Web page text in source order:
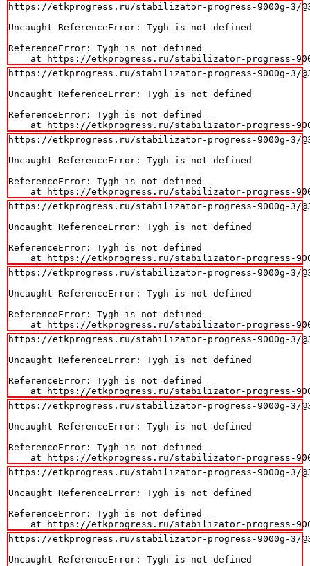
https://etkprogress.ru/stabilizator-progress-9000g-3/
Uncaught ReferenceError: Tygh is not defined
ReferenceError: Tygh is not defined
at https://etkprogress.ru/stabilizator-progress-
https://etkprogress.ru/stabilizator-progress-9000g-3/
Uncaught ReferenceError: Tygh is not defined
ReferenceError: Tygh is not defined
at https://etkprogress.ru/stabilizator-progress-
https://etkprogress.ru/stabilizator-progress-9000g-3/
Uncaught ReferenceError: Tygh is not defined
ReferenceError: Tygh is not defined
at https://etkprogress.ru/stabilizator-progress-
https://etkprogress.ru/stabilizator-progress-9000g-3/
Uncaught ReferenceError: Tygh is not defined
ReferenceError: Tygh is not defined
at https://etkprogress.ru/stabilizator-progress-
https://etkprogress.ru/stabilizator-progress-9000g-3/
Uncaught ReferenceError: Tygh is not defined
ReferenceError: Tygh is not defined
at https://etkprogress.ru/stabilizator-progress-
https://etkprogress.ru/stabilizator-progress-9000g-3/
Uncaught ReferenceError: Tygh is not defined
ReferenceError: Tygh is not defined
at https://etkprogress.ru/stabilizator-progress-
https://etkprogress.ru/stabilizator-progress-9000g-3/
Uncaught ReferenceError: Tygh is not defined
ReferenceError: Tygh is not defined
at https://etkprogress.ru/stabilizator-progress-
https://etkprogress.ru/stabilizator-progress-9000g-3/
Uncaught ReferenceError: Tygh is not defined
ReferenceError: Tygh is not defined
at https://etkprogress.ru/stabilizator-progress-
https://etkprogress.ru/stabilizator-progress-9000g-3/
Uncaught ReferenceError: Tygh is not defined